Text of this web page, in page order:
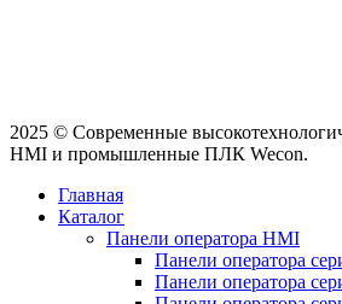
2025 © Современные
HMI и промышленные ПЛК Wecon.
Главная
Каталог
Панели оператора HMI
Панели оператора
Панели оператора